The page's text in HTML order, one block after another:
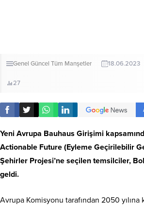
Genel Güncel Tüm Manşetler 18.06.2023
27
Yeni Avrupa Bauhaus Girişimi
Actionable Future (Eyleme Geçirilebilir
Şehirler Projesi’ne seçilen temsilciler,
geldi.
Avrupa Komisyonu tarafından 2050